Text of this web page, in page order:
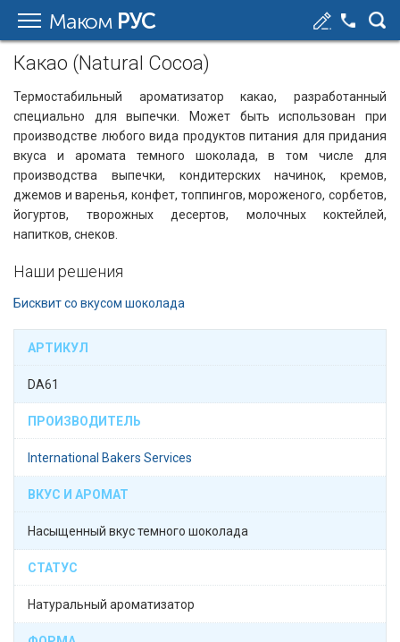
Маком РУС
Какао (Natural Cocoa)
Термостабильный ароматизатор какао, разработанный
специально для выпечки. Может быть использован при
производстве любого вида продуктов питания для придания
вкуса и аромата темного шоколада, в том числе для
производства выпечки, кондитерских начинок, кремов,
джемов и варенья, конфет, топпингов, мороженого, сорбетов,
йогуртов, творожных десертов, молочных коктейлей,
напитков, снеков.
Наши решения
Бисквит со вкусом шоколада
АРТИКУЛ
DA61
ПРОИЗВОДИТЕЛЬ
International Bakers Services
ВКУС И АРОМАТ
Насыщенный вкус темного шоколада
СТАТУС
Натуральный ароматизатор